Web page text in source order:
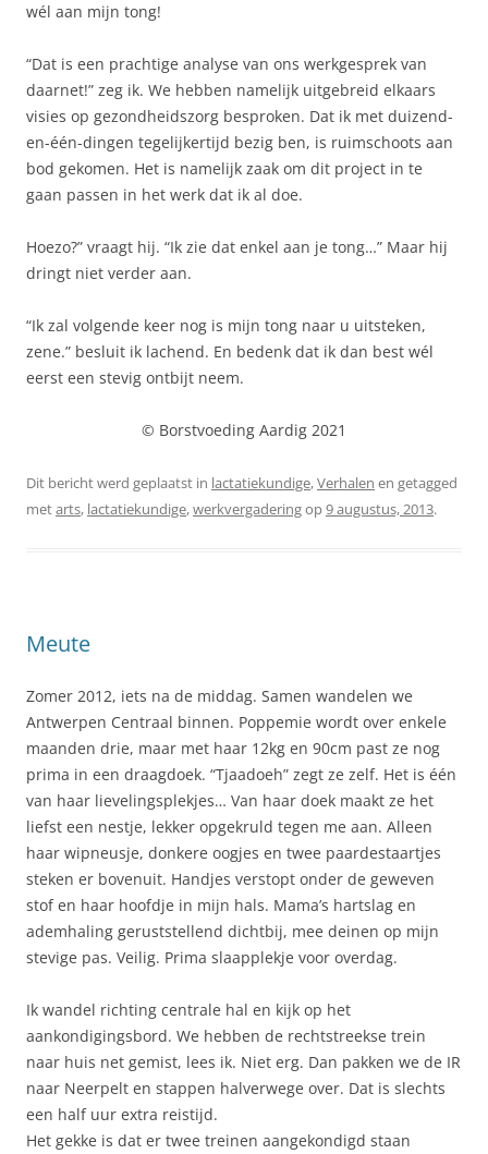
wél aan mijn tong!
“Dat is een prachtige analyse van ons werkgesprek van
daarnet!” zeg ik. We hebben namelijk uitgebreid elkaars
visies op gezondheidszorg besproken. Dat ik met duizend-
en-één-dingen tegelijkertijd bezig ben, is ruimschoots aan
bod gekomen. Het is namelijk zaak om dit project in te
gaan passen in het werk dat ik al doe.
Hoezo?” vraagt hij. “Ik zie dat enkel aan je tong…” Maar hij
dringt niet verder aan.
“Ik zal volgende keer nog is mijn tong naar u uitsteken,
zene.” besluit ik lachend. En bedenk dat ik dan best wél
eerst een stevig ontbijt neem.
© Borstvoeding Aardig 2021
Dit bericht werd geplaatst in lactatiekundige,Verhalen en getagged
metarts, lactatiekundige,werkvergaderingop9 augustus, 2013.
Meute
Zomer 2012, iets na de middag. Samen wandelen we
Antwerpen Centraal binnen. Poppemie wordt over enkele
maanden drie, maar met haar 12kg en 90cm past ze nog
prima in een draagdoek. “Tjaadoeh” zegt ze zelf. Het is één
van haar lievelingsplekjes… Van haar doek maakt ze het
liefst een nestje, lekker opgekruld tegen me aan. Alleen
haar wipneusje, donkere oogjes en twee paardestaartjes
steken er bovenuit. Handjes verstopt onder de geweven
stof en haar hoofdje in mijn hals. Mama’s hartslag en
ademhaling geruststellend dichtbij, mee deinen op mijn
stevige pas. Veilig. Prima slaapplekje voor overdag.
Ik wandel richting centrale hal en kijk op het
aankondigingsbord. We hebben de rechtstreekse trein
naar huis net gemist, lees ik. Niet erg. Dan pakken we de IR
naar Neerpelt en stappen halverwege over. Dat is slechts
een half uur extra reistijd.
Het gekke is dat er twee treinen aangekondigd staan